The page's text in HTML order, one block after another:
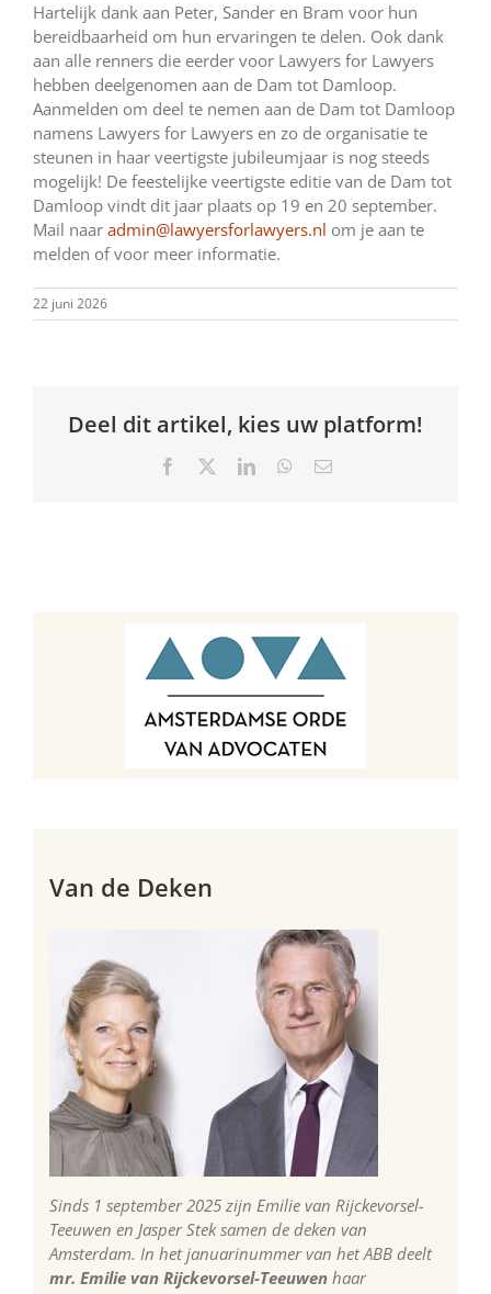
Hartelijk dank aan Peter, Sander en Bram voor hun
bereidbaarheid om hun ervaringen te delen. Ook dank
aan alle renners die eerder voor Lawyers for Lawyers
hebben deelgenomen aan de Dam tot Damloop.
Aanmelden om deel te nemen aan de Dam tot Damloop
namens Lawyers for Lawyers en zo de organisatie te
steunen in haar veertigste jubileumjaar is nog steeds
mogelijk! De feestelijke veertigste editie van de Dam tot
Damloop vindt dit jaar plaats op 19 en 20 september.
Mail naar admin@lawyersforlawyers.nl om je aan te
melden of voor meer informatie.
22 juni 2026
Deel dit artikel, kies uw platform!
Facebook LinkedInWhatsApp
E-
Van de Deken
Sinds 1 september 2025 zijn Emilie van Rijckevorsel-
Teeuwen en Jasper Stek samen de deken van
Amsterdam. In het januarinummer van het ABB deelt
mr. Emilie van Rijckevorsel-Teeuwen haar